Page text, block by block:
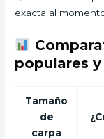
exacta al
populares
Tamaño
de
carpa